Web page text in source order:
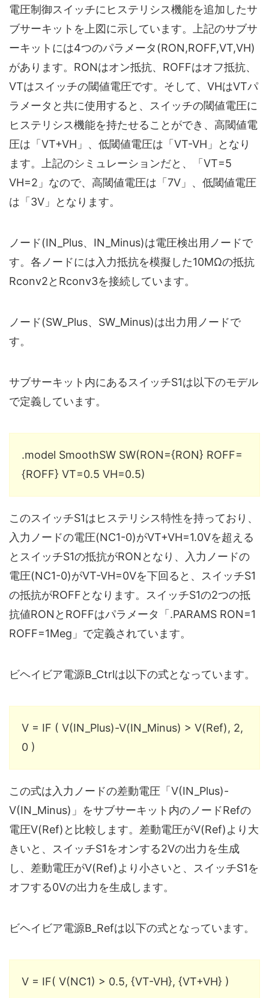
電圧制御スイッチにヒステリシス機能を追加したサ
ブサーキットを上図に示しています。上記のサブサ
ーキットには4つのパラメータ(RON,ROFF,VT,VH)
があります。RONはオン抵抗、ROFFはオフ抵抗、
VTはスイッチの閾値電圧です。そして、VHはVTパ
ラメータと共に使用すると、スイッチの閾値電圧に
ヒステリシス機能を持たせることができ、高閾値電
圧は「VT+VH」、低閾値電圧は「VT-VH」となり
ます。上記のシミュレーションだと、「VT=5
VH=2」なので、高閾値電圧は「7V」、低閾値電圧
は「3V」となります。
ノード(IN_Plus、IN_Minus)は電圧検出用ノードで
す。各ノードには入力抵抗を模擬した10MΩの抵抗
Rconv2とRconv3を接続しています。
ノード(SW_Plus、SW_Minus)は出力用ノードで
す。
サブサーキット内にあるスイッチS1は以下のモデル
で定義しています。
.model SmoothSW SW(RON={RON} ROFF=
{ROFF} VT=0.5 VH=0.5)
このスイッチS1はヒステリシス特性を持っており、
入力ノードの電圧(NC1-0)がVT+VH=1.0Vを超える
とスイッチS1の抵抗がRONとなり、入力ノードの
電圧(NC1-0)がVT-VH=0Vを下回ると、スイッチS1
の抵抗がROFFとなります。スイッチS1の2つの抵
抗値RONとROFFはパラメータ「.PARAMS RON=1
ROFF=1Meg」で定義されています。
ビヘイビア電源B_Ctrlは以下の式となっています。
V = IF ( V(IN_Plus)-V(IN_Minus) > V(Ref), 2,
0 )
この式は入力ノードの差動電圧「V(IN_Plus)-
V(IN_Minus)」をサブサーキット内のノードRefの
電圧V(Ref)と比較します。差動電圧がV(Ref)より大
きいと、スイッチS1をオンする2Vの出力を生成
し、差動電圧がV(Ref)より小さいと、スイッチS1を
オフする0Vの出力を生成します。
ビヘイビア電源B_Refは以下の式となっています。
V = IF( V(NC1) > 0.5, {VT-VH}, {VT+VH} )